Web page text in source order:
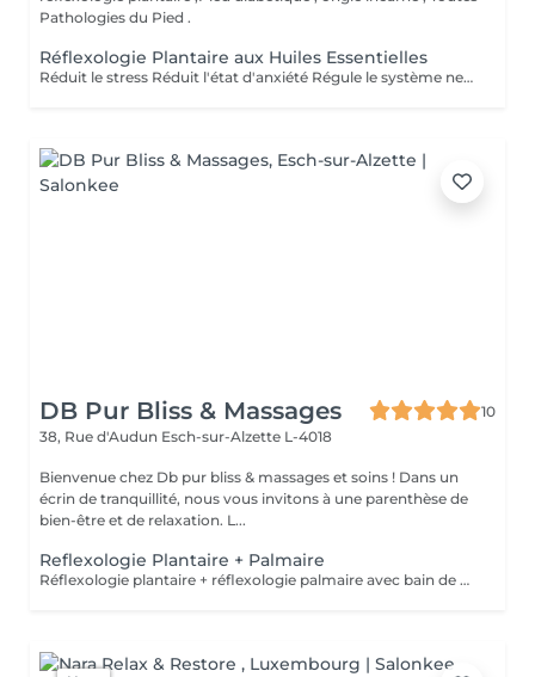
Pathologies du Pied .
Réflexologie Plantaire aux Huiles Essentielles
Réduit le stress Réduit l'état d'anxiété Régule le système nerveux et hormonal Soulagé les tensions Soulagé la douleur Active la circulation sanguine et lymphatique Aide à la récupération post opératoire Revitalisé les énergies Aide à l'élimination des toxines, toxiques et cristaux d'acide urique Favorise la relaxation général Améliorer la qualité du sommeil Améliorer le système immunitaire
DB Pur Bliss & Massages
10
38, Rue d'Audun Esch-sur-Alzette L-4018
Bienvenue chez Db pur bliss & massages et soins ! Dans un
écrin de tranquillité, nous vous invitons à une parenthèse de
bien-être et de relaxation. L...
Reflexologie Plantaire + Palmaire
Réflexologie plantaire + réflexologie palmaire avec bain de pieds